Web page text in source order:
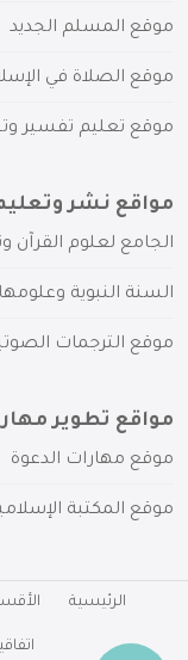
موقع المسلم الجديد
موقع الصلاة في
موقع تعليم تفسير
مواقع نشر
الجامع لعلوم القرآن
السنة النبوية وعلومها
موقع الترجمات
مواقع تطوير
موقع مهارات الدعوة
موقع المكتبة
الرئيسية